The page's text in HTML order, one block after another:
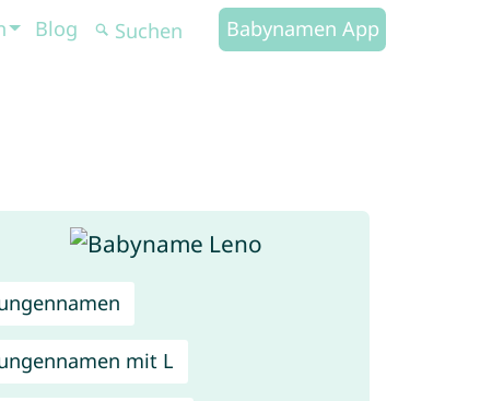
Blog Babynamen App
mit L